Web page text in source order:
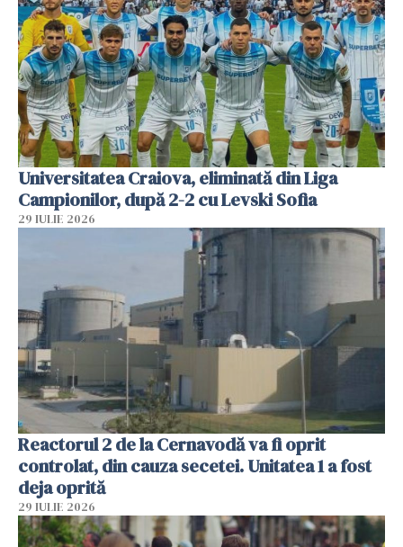
Universitatea Craiova, eliminată din Liga
Campionilor, după 2-2 cu Levski Sofia
29 IULIE 2026
Reactorul 2 de la Cernavodă va fi oprit
controlat, din cauza secetei. Unitatea 1 a fost
deja oprită
29 IULIE 2026